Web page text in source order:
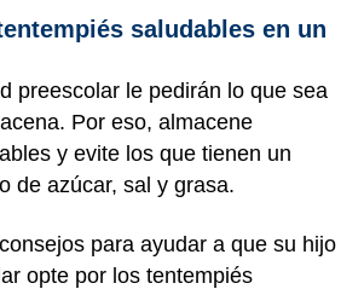
saludables en un
preescolar le pedirán lo que sea
Por eso, almacene
y evite los que tienen un
de azúcar, sal y grasa.
para ayudar a que su hijo
opte por los tentempiés